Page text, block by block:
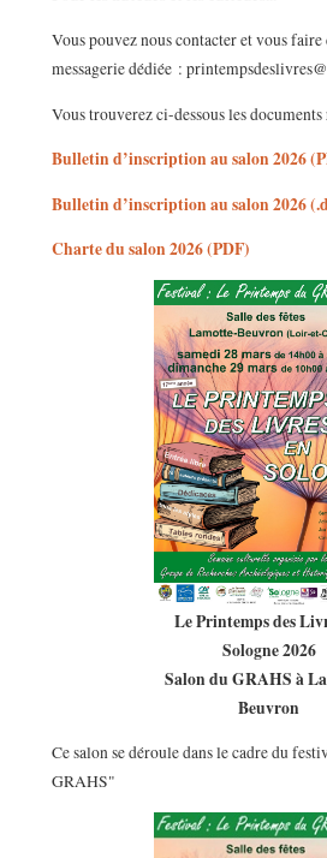
Vous pouvez nous contacter et vous
messagerie dédiée :
Vous trouverez ci-dessous les
Bulletin d’inscription au salon 2026
Bulletin d’inscription au salon 2026
Charte du salon 2026 (PDF)
Le Printemps des
Sologne 2026
Salon du GRAHS à
Beuvron
Ce salon se déroule dans le cadre du
GRAHS"